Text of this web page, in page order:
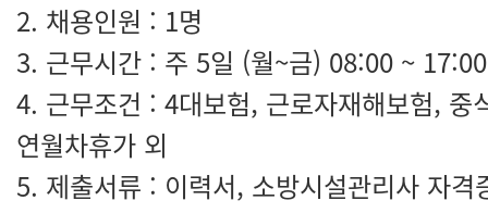
2. 채용인원 : 1명
3. 근무시간 : 주 5일 (월~금) 08:00 ~ 17:00
4. 근무조건 : 4대보험, 근로자재해보험, 중
연월차휴가 외
5. 제출서류 : 이력서, 소방시설관리사 자격